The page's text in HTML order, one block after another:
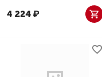
4 224₽